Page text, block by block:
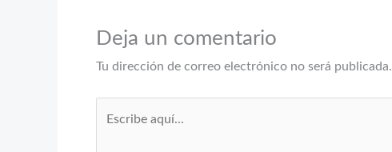
Deja un comentario
Tu dirección de correo electrónico no será publicada.